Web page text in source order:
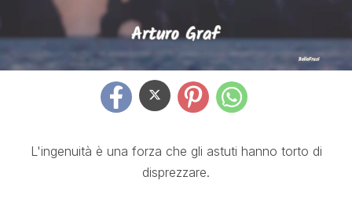
L'ingenuità è una forza che gli astuti hanno torto di
disprezzare.